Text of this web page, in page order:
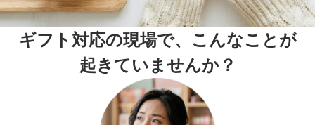
ギフト対応の現場で、こんなことが
起きていませんか？